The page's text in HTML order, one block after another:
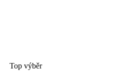
Top výběr